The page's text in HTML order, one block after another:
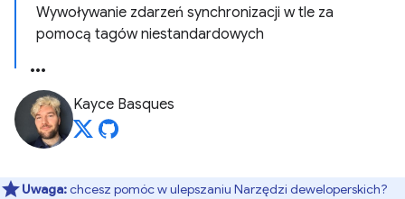
Wywoływanie zdarzeń synchronizacji w tle za
pomocą tagów niestandardowych
Kayce Basques
Uwaga:chcesz pomóc w ulepszaniu Narzędzi deweloperskich?